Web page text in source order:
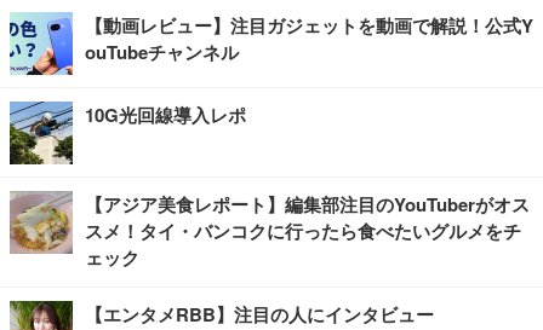
【動画レビュー】注目ガジェットを動画で解説！公式Y
ouTubeチャンネル
10G光回線導入レポ
【アジア美食レポート】編集部注目のYouTuberがオス
スメ！タイ・バンコクに行ったら食べたいグルメをチ
ェック
【エンタメRBB】注目の人にインタビュー